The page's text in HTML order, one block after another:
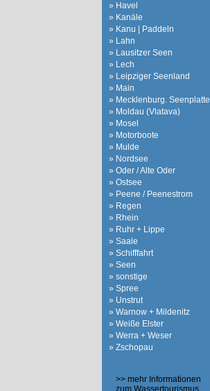
» Havel
» Kanäle
» Kanu | Paddeln
» Lahn
» Lausitzer Seen
» Lech
» Leipziger Seenland
» Main
» Mecklenburg. Seenplatte
» Moldau (Vlatava)
» Mosel
» Motorboote
» Mulde
» Nordsee
» Oder / Alte Oder
» Ostsee
» Peene / Peenestrom
» Regen
» Rhein
» Ruhr + Lippe
» Saale
» Schifffahrt
» Seen
» sonstige
» Spree
» Unstrut
» Warnow + Mildenitz
» Weiße Elster
» Werra + Weser
» Zschopau
>> mehr Informationen
zum Wassertourismus